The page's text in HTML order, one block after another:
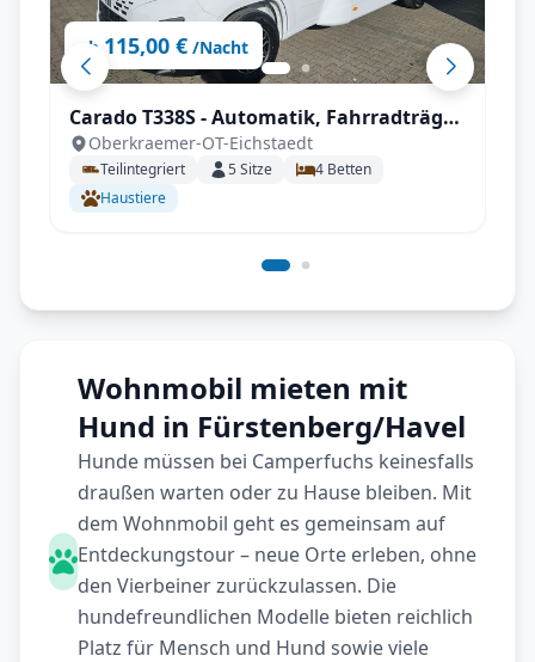
ab 115,00 € /Nacht
Carado T338S - Automatik, Fahrradträger,
inkl. Sonderzubehör
Oberkraemer-OT-Eichstaedt
Teilintegriert 5Sitze 4 Betten
Haustiere
Wohnmobil mieten mit
Hund in Fürstenberg/Havel
Hunde müssen bei Camperfuchs keinesfalls
draußen warten oder zu Hause bleiben. Mit
dem Wohnmobil geht es gemeinsam auf
Entdeckungstour – neue Orte erleben, ohne
den Vierbeiner zurückzulassen. Die
hundefreundlichen Modelle bieten reichlich
Platz für Mensch und Hund sowie viele